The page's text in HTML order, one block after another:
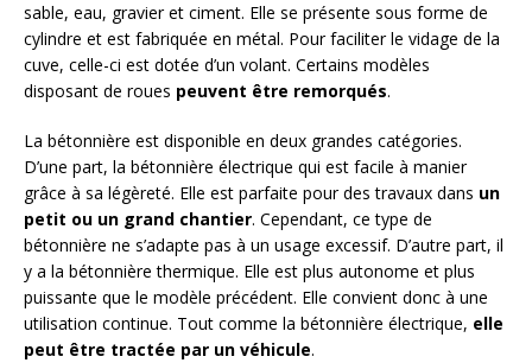
sable, eau, gravier et ciment. Elle se présente sous forme de
cylindre et est fabriquée en métal. Pour faciliter le vidage de la
cuve, celle-ci est dotée d’un volant. Certains modèles
disposant de roues peuvent être remorqués.
La bétonnière est disponible en deux grandes catégories.
D’une part, la bétonnière électrique qui est facile à manier
grâce à sa légèreté. Elle est parfaite pour des travaux dans un
petit ou un grand chantier. Cependant, ce type de
bétonnière ne s’adapte pas à un usage excessif. D’autre part, il
y a la bétonnière thermique. Elle est plus autonome et plus
puissante que le modèle précédent. Elle convient donc à une
utilisation continue. Tout comme la bétonnière électrique, elle
peut être tractée par un véhicule.